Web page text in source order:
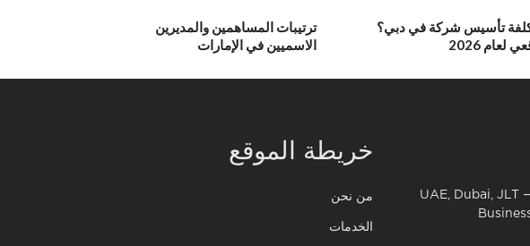
تأسيس شركة في دبي؟
لعام 2026
ترتيبات المساهمين والمديرين
الاسميين في الإمارات
UAE, Dubai, JLT
خريطة الموقع
من نحن
الخدمات